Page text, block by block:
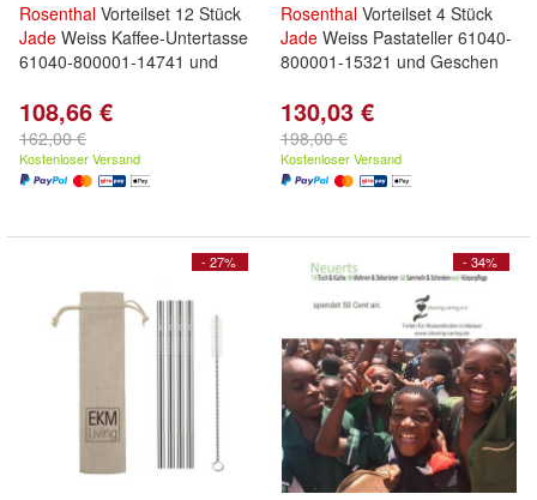
Rosenthal Vorteilset 12 Stück
Jade Weiss Kaffee-Untertasse
61040-800001-14741 und
108,66 €
162,00 €
Kostenloser Versand
Rosenthal Vorteilset 4 Stück
Jade Weiss Pastateller 61040-
800001-15321 und Geschen
130,03 €
198,00 €
Kostenloser Versand
- 27% - 34%